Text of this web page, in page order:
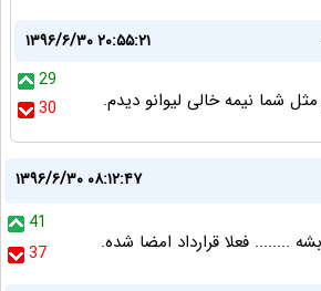
۱۳۹۶/۶/۳۰ ۲۰:۵۵:۲۱
29
30
شما نیمه خالی لیوانو دیدم.
۱۳۹۶/۶/۳۰ ۰۸:۱۲:۴۷
41
37
........ فعلا قرارداد امضا شده.